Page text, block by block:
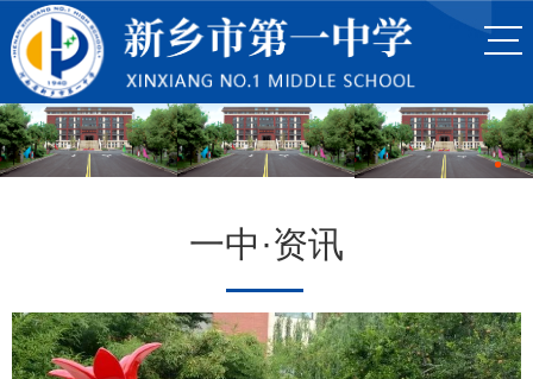
一中·资讯